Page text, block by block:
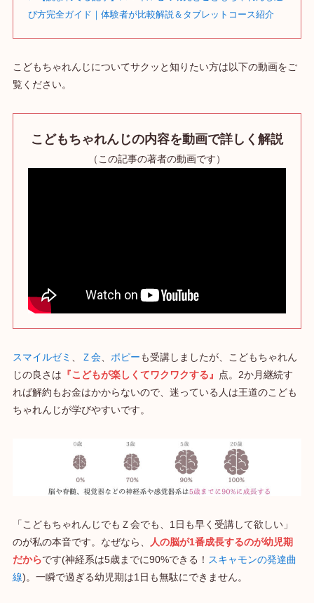
び方完全ガイド｜体験者が比較解説＆タブレットコース紹介
こどもちゃれんじについてサクッと知りたい方は以下の動画をご
覧ください。
こどもちゃれんじの内容を動画で詳しく解説
（この記事の著者の動画です）
スマイルゼミ Ｚ会、 ポピーも受講しましたが、こどもちゃれん
じの良さは 『こどもが楽しくてワクワクする』
点。2か月継続す
れば解約もお金はかからないので、迷っている人は王道のこども
ちゃれんじが学びやすいです。
「こどもちゃれんじでもＺ会でも、1日も早く受講して欲しい」
のが私の本音です。なぜなら、
人の脳が1番成長するのが幼児期
だからです(神経系は5歳までに90%できる！ スキャモンの発達曲
線)。一瞬で過ぎる幼児期は1日も無駄にできません。